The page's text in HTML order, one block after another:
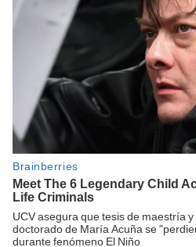
UCV asegura que tesis de maestría y
doctorado de María Acuña se
durante fenómeno El Niño